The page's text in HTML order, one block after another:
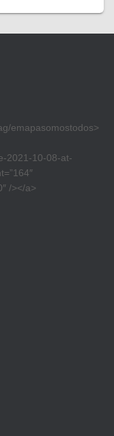
emapasomostodos>
2021-10-08-at-
/></a>